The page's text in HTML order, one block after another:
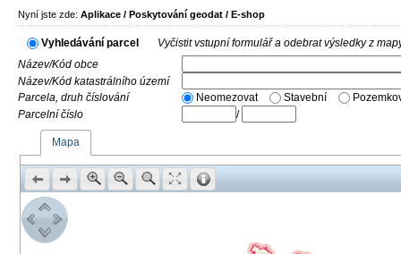
Nyní jste zde: Aplikace / Poskytování geodat / E-shop
Vyhledávání parcel
Vyčistit vstupní formulář a odebrat výsledky z
Název/Kód obce
Název/Kód katastrálního území
Parcela, druh číslování
Neomezovat Stavební
Parcelní číslo
/
Mapa